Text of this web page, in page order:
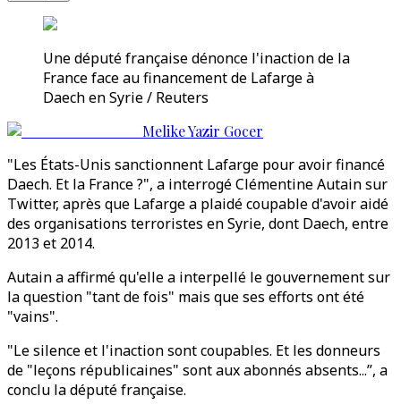
Une député française dénonce l'inaction de la
France face au financement de Lafarge à
Daech en Syrie / Reuters
Melike Yazir Gocer
"Les États-Unis sanctionnent Lafarge pour avoir financé
Daech. Et la France ?", a interrogé Clémentine Autain sur
Twitter, après que Lafarge a plaidé coupable d'avoir aidé
des organisations terroristes en Syrie, dont Daech, entre
2013 et 2014.
Autain a affirmé qu'elle a interpellé le gouvernement sur
la question "tant de fois" mais que ses efforts ont été
"vains".
"Le silence et l'inaction sont coupables. Et les donneurs
de "leçons républicaines" sont aux abonnés absents...”, a
conclu la député française.